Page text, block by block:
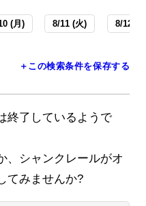
(月) 8/11 (火) 8/12 (
＋この検索条件を保存する
終了しているようで
、シャンクレールがオ
てみませんか?